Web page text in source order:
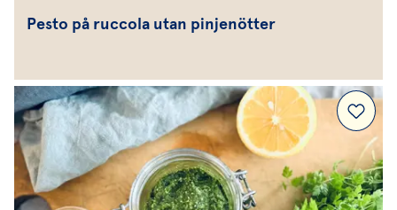
Pesto på ruccola utan pinjenötter